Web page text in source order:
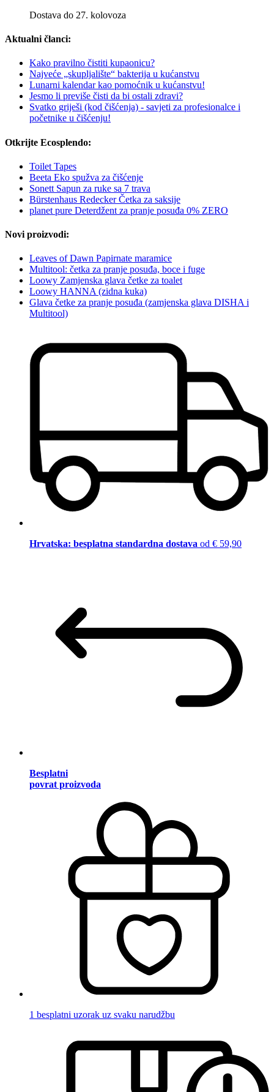
Dostava do 27. kolovoza
Aktualni članci:
Kako pravilno čistiti kupaonicu?
Najveće „skupljalište“ bakterija u kućanstvu
Lunarni kalendar kao pomoćnik u kućanstvu!
Jesmo li previše čisti da bi ostali zdravi?
Svatko griješi (kod čišćenja) - savjeti za profesionalce i
početnike u čišćenju!
Otkrijte Ecosplendo:
Toilet Tapes
Beeta Eko spužva za čišćenje
Sonett Sapun za ruke sa 7 trava
Bürstenhaus Redecker Četka za saksije
planet pure Deterdžent za pranje posuđa 0% ZERO
Novi proizvodi:
Leaves of Dawn Papirnate maramice
Multitool: četka za pranje posuđa, boce i fuge
Loowy Zamjenska glava četke za toalet
Loowy HANNA (zidna kuka)
Glava četke za pranje posuđa (zamjenska glava DISHA i
Multitool)
Hrvatska: besplatna standardna dostava od € 59,90
Besplatni
povrat proizvoda
1 besplatni uzorak uz svaku narudžbu